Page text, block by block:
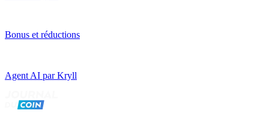
Bonus et réductions
Agent AI par Kryll